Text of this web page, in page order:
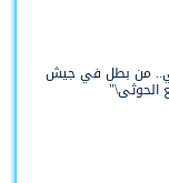
من بطل في جيش
الحوثي\"